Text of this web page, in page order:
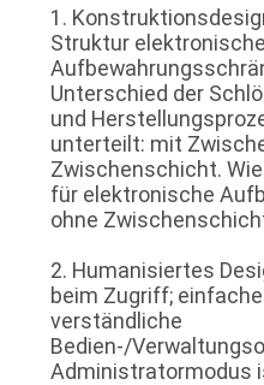
ZITAT
SITEMAP
PRIVACY
POLICY
1.
Struktur
Unterschied der
und
unterteilt: mit
Zwischenschicht.
für elektronische
ohne
2. Humanisiertes
beim Zugriff;
verständliche
Bedien-/
Administratormodus